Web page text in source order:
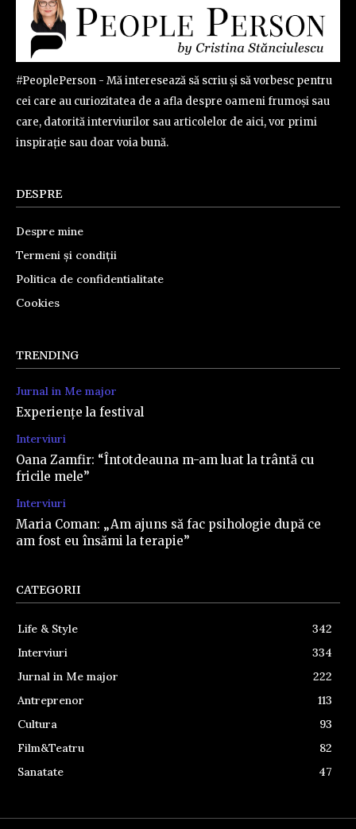
#PeoplePerson - Mă interesează să scriu și să vorbesc pentru
cei care au curiozitatea de a afla despre oameni frumoși sau
care, datorită interviurilor sau articolelor de aici, vor primi
inspirație sau doar voia bună.
DESPRE
Despre mine
Termeni și condiții
Politica de confidentialitate
Cookies
TRENDING
Jurnal in Me major
Experiențe la festival
Interviuri
Oana Zamfir: “Întotdeauna m-am luat la trântă cu
fricile mele”
Interviuri
Maria Coman: „Am ajuns să fac psihologie după ce
am fost eu însămi la terapie”
CATEGORII
Life & Style
342
Interviuri
334
Jurnal in Me major
222
Antreprenor
113
Cultura
93
Film&Teatru
82
Sanatate
47